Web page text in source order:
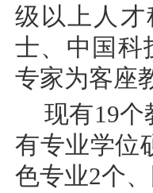
级以上人
士、中国科
专家为客座
现有19
有专业学位
色专业2个